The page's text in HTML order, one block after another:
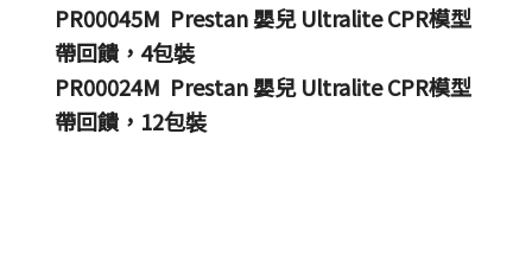
PR00045M Prestan 嬰兒 Ultralite CPR模型
帶回饋，4包裝
PR00024M Prestan 嬰兒 Ultralite CPR模型
帶回饋，12包裝